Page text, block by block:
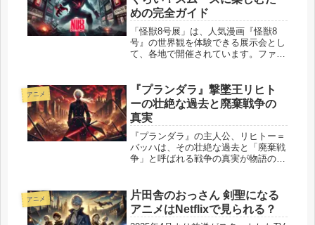
めの完全ガイド
「怪獣8号展」は、人気漫画『怪獣8
号』の世界観を体験できる展示会とし
て、各地で開催されています。ファン
はどうすればいいのか、どれくらいの
時間を確保しておくべきなのか、気に
な...
アニメ
『プランダラ』撃墜王リヒト
ーの壮絶な過去と廃棄戦争の
真実
『プランダラ』の主人公、リヒトー＝
バッハは、その壮絶な過去と「廃棄戦
争」と呼ばれる戦争の真実が物語の核
ーであり、その背景には数多くの犠牲
と葛藤が存在します。 この記事で...
アニメ
片田舎のおっさん 剣聖になる
アニメはNetflixで見られる？